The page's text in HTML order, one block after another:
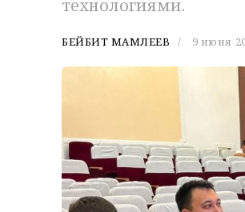
технологиями.
БЕЙБИТ МАМЛЕЕВ 9 июня